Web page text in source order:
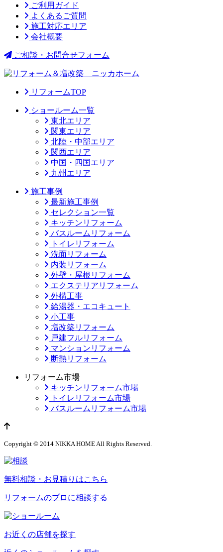
ご利用ガイド
よくあるご質問
施工対応エリア
会社概要
ご相談・お問合せフォーム
リフォームTOP
ショールーム一覧
東北エリア
関東エリア
北陸・中部エリア
関西エリア
中国・四国エリア
九州エリア
施工事例
最新施工事例
セレクション一覧
キッチンリフォーム
バスルームリフォーム
トイレリフォーム
洗面リフォーム
内装リフォーム
外壁・屋根リフォーム
エクステリアリフォーム
外構工事
給湯器・エコキュート
小工事
増改築リフォーム
戸建フルリフォーム
マンションリフォーム
断熱リフォーム
リフォーム市場
キッチンリフォーム市場
トイレリフォーム市場
バスルームリフォーム市場
ページのトップへ
Copyright © 2014 NIKKA HOME All Rights Reserved.
無料相談・お見積りはこちら
リフォームのプロに相談する
お近くの店舗を探す